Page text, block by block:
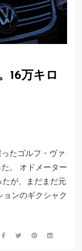
16万キロ
たゴルフ・ヴァ
。 オドメーター
が、まだまだ元
ンのギクシャク